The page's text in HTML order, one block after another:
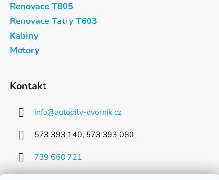
Renovace T805
Renovace Tatry T603
Kabiny
Motory
Kontakt
info@autodily-dvornik.cz
573 393 140, 573 393 080
739 660 721